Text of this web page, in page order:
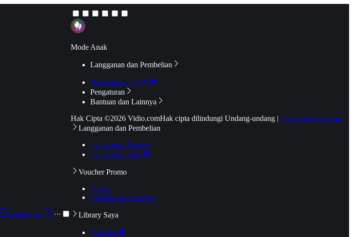
Langganan
···
Mode Anak
Langganan dan Pembelian
Hubungkan ke TV
Pengaturan
Bantuan dan Lainnya
Hak Cipta ©2026 Vidio.comHak cipta dilindungi Undang-undang | Syarat & Ketentuan
Langganan dan Pembelian
Langganan Premier
Langganan Aktif
Voucher Promo
Promo
Pakai Kode Voucher
Library Saya
Daftarku